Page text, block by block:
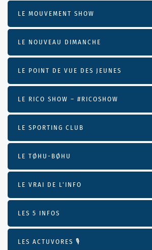
LE MOUVEMENT SHOW
LE NOUVEAU DIMANCHE
LE POINT DE VUE DES JEUNES
LE RICO SHOW – #RICOSHOW
LE SPORTING CLUB
LE TØHU-BØHU
LE VRAI DE L’INFO
LES 5 INFOS
LES ACTUVORES 🎙